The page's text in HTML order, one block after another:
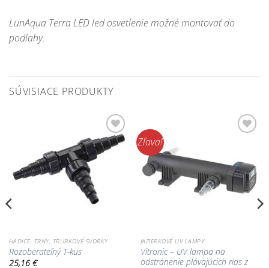
LunAqua Terra LED led osvetlenie možné montovať do
podlahy.
SÚVISIACE PRODUKTY
Pridať do
zoznamu
obľúbených!
HADICE, TRNY, TRUBKOVÉ SVORKY
Rozoberateľný T-kus
25,16 €
Zľava!
JAZIERKOVÉ UV LAMPY
Vitronic – UV lampa na
odstránenie plávajúcich rias z